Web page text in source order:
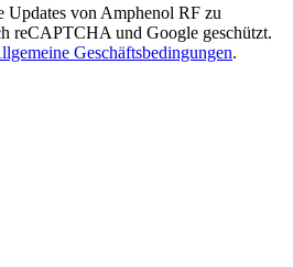
Updates von Amphenol RF zu
reCAPTCHA und Google geschützt.
Geschäftsbedingungen.